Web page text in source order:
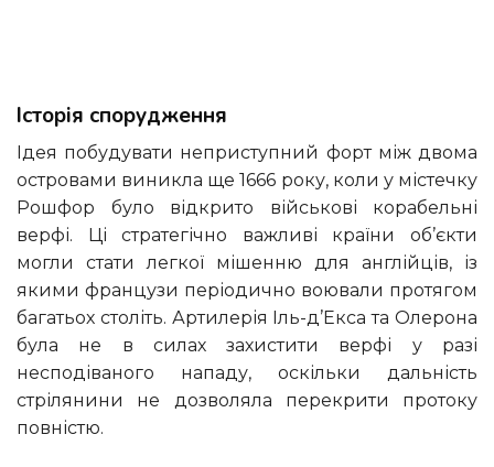
Історія спорудження
островами виникла ще 1666 року, коли у містечку
Рошфор було відкрито військові корабельні
верфі. Ці стратегічно важливі країни об’єкти
могли стати легкої мішенню для англійців, із
якими французи періодично воювали протягом
багатьох століть. Артилерія Іль-д’Екса та Олерона
була не в силах захистити верфі у разі
несподіваного нападу, оскільки дальність
стрілянини не дозволяла перекрити протоку
повністю.